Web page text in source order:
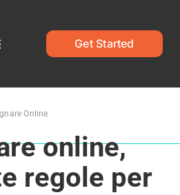
Get Started
Online
online,
regole per